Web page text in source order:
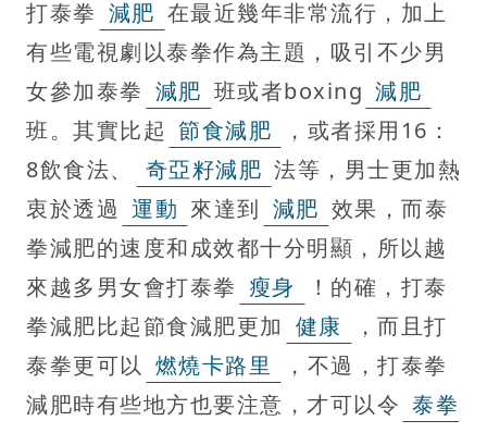
打泰拳 減肥 在最近幾年非常流行，加上
有些電視劇以泰拳作為主題，吸引不少男
女參加泰拳 減肥 班或者boxing 減肥
班。其實比起 節食減肥
，或者採用16：
8飲食法、
奇亞籽減肥 法等，男士更加熱
衷於透過 運動 來達到 減肥 效果，而泰
拳減肥的速度和成效都十分明顯，所以越
來越多男女會打泰拳 瘦身
！的確，打泰
拳減肥比起節食減肥更加 健康
，而且打
泰拳更可以 燃燒卡路里
，不過，打泰拳
減肥時有些地方也要注意，才可以令 泰拳